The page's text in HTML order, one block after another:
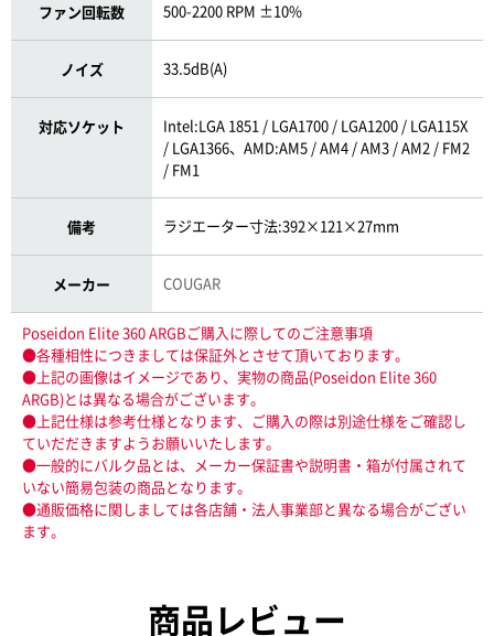
ファン回転数 500-2200 RPM ±10%
ノイズ 33.5dB(A)
対応ソケット
Intel:LGA 1851 / LGA1700 / LGA1200 / LGA115X
/ LGA1366、AMD:AM5 / AM4 / AM3 / AM2 / FM2
/ FM1
備考 ラジエーター寸法:392×121×27mm
メーカー COUGAR
Poseidon Elite 360 ARGBご購入に際してのご注意事項
●各種相性につきましては保証外とさせて頂いております。
●上記の画像はイメージであり、実物の商品(Poseidon Elite 360
ARGB)とは異なる場合がございます。
●上記仕様は参考仕様となります、ご購入の際は別途仕様をご確認し
ていだだきますようお願いいたします。
●一般的にバルク品とは、メーカー保証書や説明書・箱が付属されて
いない簡易包装の商品となります。
●通販価格に関しましては各店舗・法人事業部と異なる場合がござい
ます。
商品レビュー